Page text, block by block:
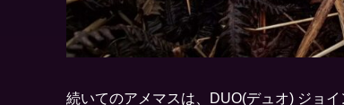
続いてのアメマスは、DUO(デュオ) ジョ